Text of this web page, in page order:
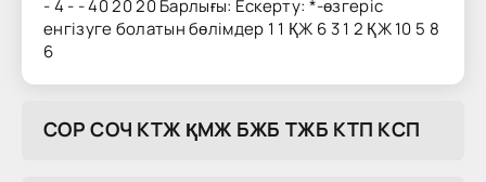
- 4 - - 40 20 20 Барлығы: Еcкерту: *-өзгеріс
енгізуге болатын бөлімдер 1 1 ҚЖ 6 3 1 2 ҚЖ 10 5 8
6
COP COЧ KTЖ ҚMЖ БЖБ TЖБ KTП KCП